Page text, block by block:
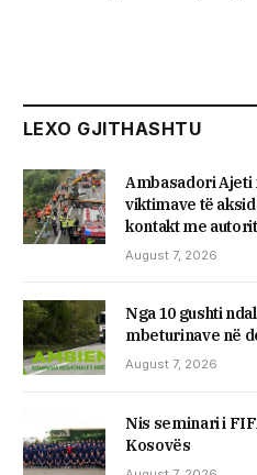
LEXO GJITHASHTU
Ambasadori Ajeti
viktimave të
kontakt me
August 7, 2026
Nga 10 gushti
mbeturinave në
August 7, 2026
Nis seminari i
Kosovës